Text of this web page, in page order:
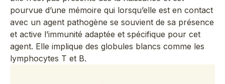
pourvue d’une mémoire qui lorsqu’elle est en contact
avec un agent pathogène se souvient de sa présence
et active l’immunité adaptée et spécifique pour cet
agent. Elle implique des globules blancs comme les
lymphocytes T et B.